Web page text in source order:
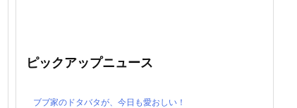
ピックアップニュース
ブブ家のドタバタが、今日も愛おしい！